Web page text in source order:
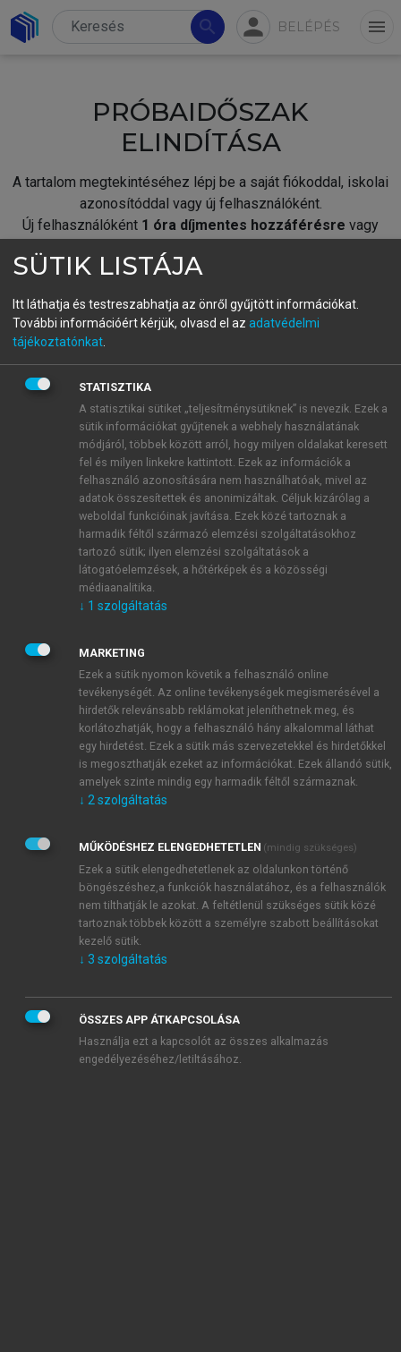
search person BELÉPÉS menu
PRÓBAIDŐSZAK
ELINDÍTÁSA
A tartalom megtekintéséhez lépj be a saját fiókoddal, iskolai
azonosítóddal vagy új felhasználóként.
Új felhasználóként 1 óra díjmentes hozzáférésre vagy
fiókoddal,vagy hozz létre új fiókot.
A regisztráció után apróbaidőszakautomatikusan
BELÉPÉS SAJÁT FIÓKKAL
ÚJ FIÓK LÉTREHOZÁSA
1 óra díjmentes hozzáférés
E-MAIL-CÍM
JELSZÓ
JELSZÓ ÚJRA
Kérek értesítést a MeRSZ újdonságairól, akcióiról.
Kérek értesítést az Akadémiai Kiadó Zrt. újdonságairól,
Adatkezelési tájékoztatóbanfoglaltakat tudomásul
veszem és elfogadom.
Általános vásárlási feltételeket, valamint a szotar.netés a
mersz.huoldalak licencszerződéseiben foglaltakat
tudomásul veszem és elfogadom.
KIPRÓBÁLOM
SÜTIK LISTÁJA
Itt láthatja és testreszabhatja az önről gyűjtött információkat.
További információért kérjük, olvasd el az adatvédelmi
tájékoztatónkat
STATISZTIKA
A statisztikai sütiket „teljesítménysütiknek” is nevezik. Ezek a
sütik információkat gyűjtenek a webhely használatának
módjáról, többek között arról, hogy milyen oldalakat keresett
fel és milyen linkekre kattintott. Ezek az információk a
felhasználó azonosítására nem használhatóak, mivel az
adatok összesítettek és anonimizáltak. Céljuk kizárólag a
weboldal funkcióinak javítása. Ezek közé tartoznak a
harmadik féltől származó elemzési szolgáltatásokhoz
tartozó sütik; ilyen elemzési szolgáltatások a
látogatóelemzések, a hőtérképek és a közösségi
médiaanalitika.
↓ 1 szolgáltatás
MARKETING
Ezek a sütik nyomon követik a felhasználó online
tevékenységét. Az online tevékenységek megismerésével a
hirdetők relevánsabb reklámokat jeleníthetnek meg, és
korlátozhatják, hogy a felhasználó hány alkalommal láthat
egy hirdetést. Ezek a sütik más szervezetekkel és hirdetőkkel
is megoszthatják ezeket az információkat. Ezek állandó sütik,
amelyek szinte mindig egy harmadik féltől származnak.
↓ 2 szolgáltatás
MŰKÖDÉSHEZ ELENGEDHETETLEN (mindig szükséges)
Ezek a sütik elengedhetetlenek az oldalunkon történő
böngészéshez,a funkciók használatához, és a felhasználók
nem tilthatják le azokat. A feltétlenül szükséges sütik közé
tartoznak többek között a személyre szabott beállításokat
kezelő sütik.
↓ 3 szolgáltatás
ÖSSZES APP ÁTKAPCSOLÁSA
Használja ezt a kapcsolót az összes alkalmazás
engedélyezéséhez/letiltásához.